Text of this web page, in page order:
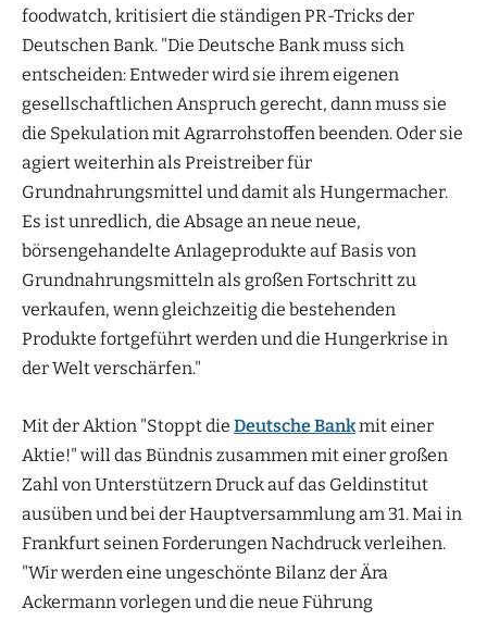
foodwatch, kritisiert die ständigen PR-Tricks der
Deutschen Bank. "Die Deutsche Bank muss sich
entscheiden: Entweder wird sie ihrem eigenen
gesellschaftlichen Anspruch gerecht, dann muss sie
die Spekulation mit Agrarrohstoffen beenden. Oder sie
agiert weiterhin als Preistreiber für
Grundnahrungsmittel und damit als Hungermacher.
Es ist unredlich, die Absage an neue neue,
börsengehandelte Anlageprodukte auf Basis von
Grundnahrungsmitteln als großen Fortschritt zu
verkaufen, wenn gleichzeitig die bestehenden
Produkte fortgeführt werden und die Hungerkrise in
der Welt verschärfen."
Mit der Aktion "Stoppt die Deutsche Bankmit einer
Aktie!" will das Bündnis zusammen mit einer großen
Zahl von Unterstützern Druck auf das Geldinstitut
ausüben und bei der Hauptversammlung am 31. Mai in
Frankfurt seinen Forderungen Nachdruck verleihen.
"Wir werden eine ungeschönte Bilanz der Ära
Ackermann vorlegen und die neue Führung